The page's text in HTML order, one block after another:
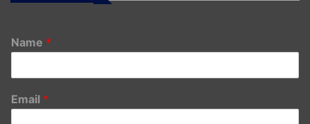
Name *
Email *